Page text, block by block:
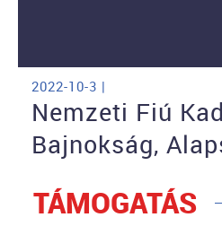
2022-10-3 |
Nemzeti Fiú
Bajnokság,
TÁMOGATÁS